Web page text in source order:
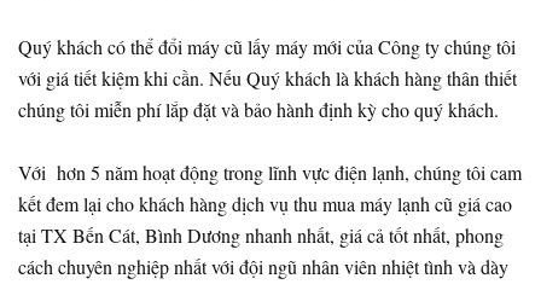
Quý khách có thể đổi máy cũ lấy máy mới của Công ty chúng tôi
với giá tiết kiệm khi cần. Nếu Quý khách là khách hàng thân thiết
chúng tôi miễn phí lắp đặt và bảo hành định kỳ cho quý khách.
Với hơn 5 năm hoạt động trong lĩnh vực điện lạnh, chúng tôi cam
kết đem lại cho khách hàng dịch vụ thu mua máy lạnh cũ giá cao
tại TX Bến Cát, Bình Dương nhanh nhất, giá cả tốt nhất, phong
cách chuyên nghiệp nhất với đội ngũ nhân viên nhiệt tình và dày